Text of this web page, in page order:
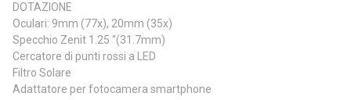
DOTAZIONE
Oculari: 9mm (77x), 20mm (35x)
Specchio Zenit 1.25 “(31.7mm)
Cercatore di punti rossi a LED
Filtro Solare
Adattatore per fotocamera smartphone